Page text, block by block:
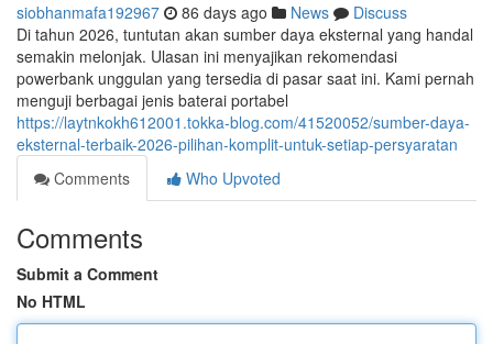
siobhanmafa192967 86 days ago News
Discuss
Di tahun 2026, tuntutan akan sumber daya eksternal yang handal
semakin melonjak. Ulasan ini menyajikan rekomendasi
powerbank unggulan yang tersedia di pasar saat ini. Kami pernah
menguji berbagai jenis baterai portabel
https://laytnkokh612001.tokka-blog.com/41520052/sumber-daya-
eksternal-terbaik-2026-pilihan-komplit-untuk-setiap-persyaratan
Comments
Who Upvoted
Comments
Submit a Comment
No HTML